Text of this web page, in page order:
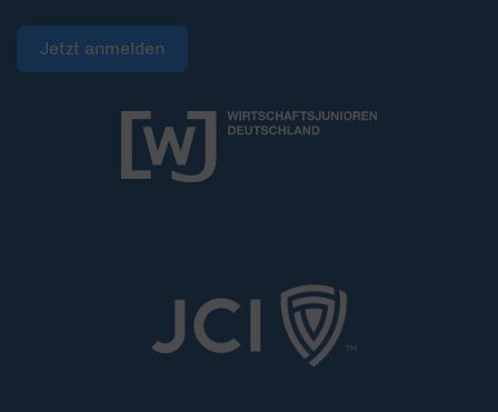
Jetzt anmelden